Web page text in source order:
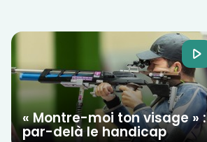
« Montre-moi ton visage » :
par-delà le handicap